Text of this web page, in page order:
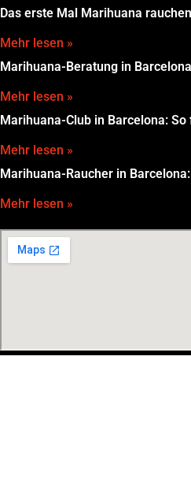
Das erste Mal Marihuana
Mehr lesen »
Marihuana-Beratung in
Mehr lesen »
Marihuana-Club in Barcelona:
Mehr lesen »
Marihuana-Raucher in
Mehr lesen »